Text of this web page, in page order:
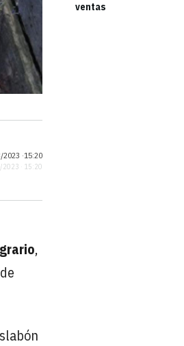
ventas
·15:20
2023 · 15:20
,